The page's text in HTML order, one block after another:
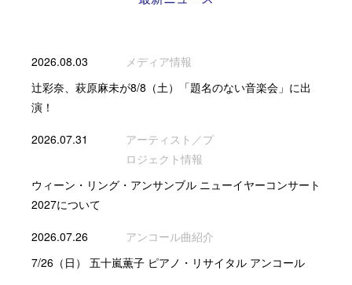
2026.08.03
メディア情報
辻彩奈、萩原麻未が8/8（土）「題名のない音楽会」に出
演！
2026.07.31
アーティスト／プ
ロジェクト情報
ウィーン・リング・アンサンブル ニューイヤーコンサート
2027について
2026.07.26
アンコール曲紹介
7/26（日） 五十嵐薫子 ピアノ・リサイタル アンコール